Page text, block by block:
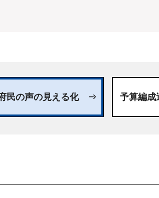
民の声の見える化 予算編成